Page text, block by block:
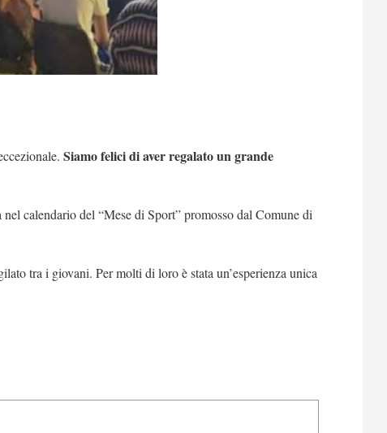
Siamo felici di aver regalato un grande
nel calendario del “Mese di Sport” promosso dal Comune di
tra i giovani. Per molti di loro è stata un’esperienza unica